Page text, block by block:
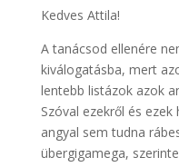
Kedves Attila!
A tanácsod ellenére
kiválogatásba, mert
lentebb listázok azok
Szóval ezekről és
angyal sem tudna
übergigamega,